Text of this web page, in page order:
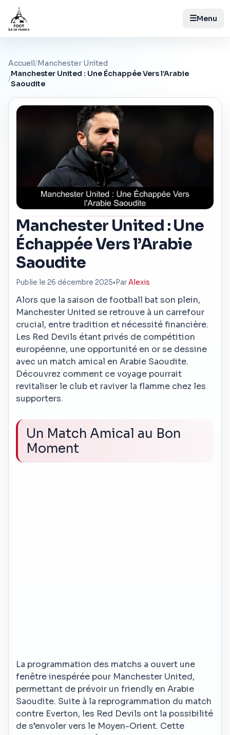
☰Menu
Accueil/Manchester United
/
Manchester United : Une Échappée Vers l’Arabie
Saoudite
Manchester United : Une
Échappée Vers l’Arabie
Saoudite
Publie le 26 décembre 2025• ParAlexis
Alors que la saison de football bat son plein,
Manchester United se retrouve à un carrefour
crucial, entre tradition et nécessité financière.
Les Red Devils étant privés de compétition
européenne, une opportunité en or se dessine
avec un match amical en Arabie Saoudite.
Découvrez comment ce voyage pourrait
revitaliser le club et raviver la flamme chez les
supporters.
Un Match Amical au Bon
Moment
La programmation des matchs a ouvert une
fenêtre inespérée pour Manchester United,
permettant de prévoir un friendly en Arabie
Saoudite. Suite à la reprogrammation du match
contre Everton, les Red Devils ont la possibilité
de s’envoler vers le Moyen-Orient. Cette